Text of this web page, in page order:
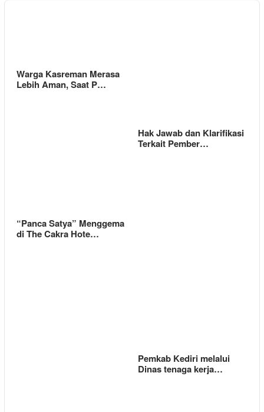
Warga Kasreman Merasa
Lebih Aman, Saat P…
Hak Jawab dan Klarifikasi
Terkait Pember…
“Panca Satya” Menggema
di The Cakra Hote…
Pemkab Kediri melalui
Dinas tenaga kerja…